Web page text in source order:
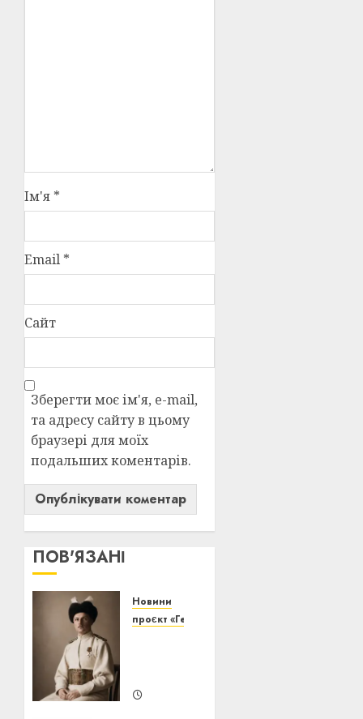
Ім'я *
Email *
Сайт
Зберегти моє ім'я, e-mail,
та адресу сайту в цьому
браузері для моїх
подальших коментарів.
ПОВ'ЯЗАНІ
Новини
проєкт «Генерація волі»